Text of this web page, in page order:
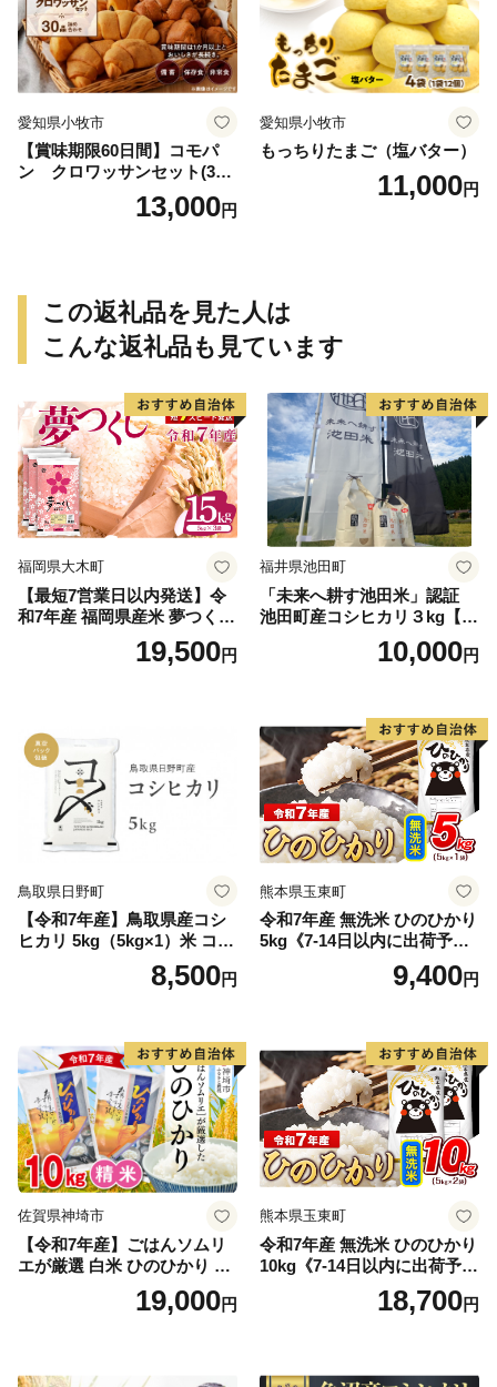
愛知県小牧市
【賞味期限60日間】コモパ
ン クロワッサンセット(30
個入り)／災害用備蓄 保存食
非常食 防災グッズにも
13,000円
愛知県小牧市
もっちりたまご（塩バター）
11,000円
この返礼品を見た人は
こんな返礼品も見ています
福岡県大木町
【最短7営業日以内発送】令
和7年産 福岡県産米 夢つくし
15kg 精米 ※北海道・沖縄・
19,500円
福井県池田町
「未来へ耕す池田米」認証
池田町産コシヒカリ３kg【お
1人様につき３セットまで】
10,000円
鳥取県日野町
【令和7年産】鳥取県産コシ
ヒカリ 5kg（5kg×1）米 コシ
ヒカリ こしひかり お米 白米
精米 5キロ おこめ こめ コメ
野町産 Elevation
8,500円
熊本県玉東町
令和7年産 無洗米 ひのひかり
5kg《7-14日以内に出荷予定
(土日祝除く)》コメ 米 無洗米
高レビュー｜人気米 熊本県
9,400円
佐賀県神埼市
【令和7年産】ごはんソムリ
エが厳選 白米 ひのひかり 10
米 10kg 5kg×2 ひのひかり ブ
19,000円
熊本県玉東町
令和7年産 無洗米 ひのひかり
10kg《7-14日以内に出荷予定
(土日祝除く)》コメ 米 無洗米
令和7年産 高レビュー｜人気
18,700円